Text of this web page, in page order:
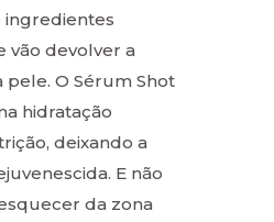
vão devolver a
pele. O Sérum Shot
hidratação
deixando a
E não
da zona